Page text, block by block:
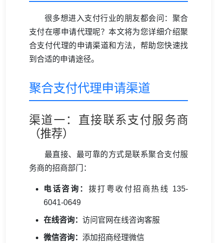
很多想进入支付行业的朋友都会问：聚合
支付在哪申请代理呢？本文将为您详细介绍聚
合支付代理的申请渠道和方法，帮助您快速找
到合适的申请途径。
聚合支付代理申请渠道
渠道一：直接联系支付服务商
（推荐）
最直接、最可靠的方式是联系聚合支付服
务商的招商部门：
电话咨询： 拨打粤收付招商热线 135-
6041-0649
在线咨询： 访问官网在线咨询客服
微信咨询： 添加招商经理微信